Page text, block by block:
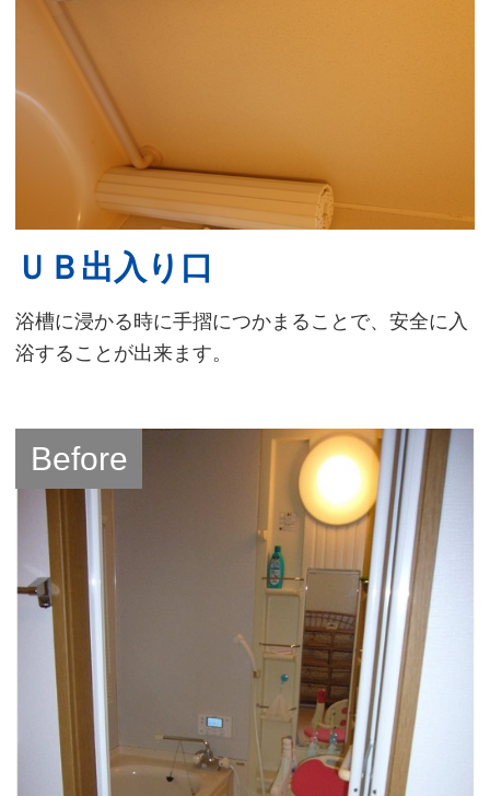
ＵＢ出入り口
浴槽に浸かる時に手摺につかまることで、安全に入
浴することが出来ます。